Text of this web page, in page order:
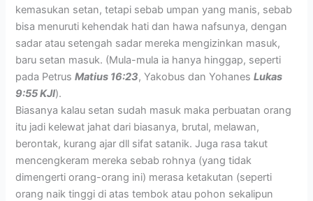
kemasukan setan, tetapi sebab umpan yang manis, sebab
bisa menuruti kehendak hati dan hawa nafsunya, dengan
sadar atau setengah sadar mereka mengizinkan masuk,
baru setan masuk. (Mula-mula ia hanya hinggap, seperti
pada PetrusMatius 16:23, Yakobus dan YohanesLukas
9:55 KJI).
Biasanya kalau setan sudah masuk maka perbuatan orang
itu jadi kelewat jahat dari biasanya, brutal, melawan,
berontak, kurang ajar dll sifat satanik. Juga rasa takut
mencengkeram mereka sebab rohnya (yang tidak
dimengerti orang-orang ini) merasa ketakutan (seperti
orang naik tinggi di atas tembok atau pohon sekalipun